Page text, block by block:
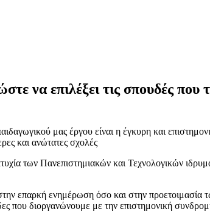
να επιλέξει τις σπουδές που
μας έργου είναι η έγκυρη και
και ανώτατες σχολές
των Πανεπιστημιακών και Τεχνολογικών
επαρκή ενημέρωση όσο και στην προετοιμασία
που διοργανώνουμε με την επιστημονική